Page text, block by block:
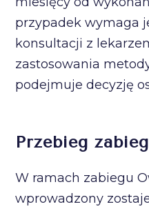
przypadek wymaga
konsultacji z
zastosowania
podejmuje decyzję
Przebieg
W ramach zabiegu
wprowadzony